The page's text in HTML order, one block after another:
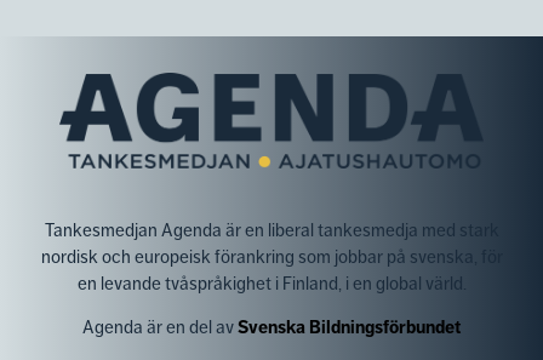
Tankesmedjan Agenda är en liberal tankesmedja med stark
nordisk och europeisk förankring som jobbar på svenska, för
en levande tvåspråkighet i Finland, i en global värld.
Agenda är en del avSvenska Bildningsförbundet